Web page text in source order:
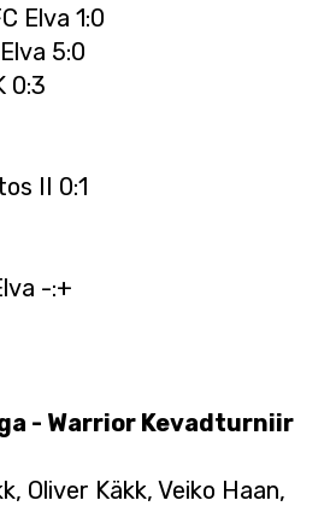
Elva 1:0
5:0
0:3
II 0:1
-:+
- Warrior Kevadturniir
Oliver Käkk, Veiko Haan,